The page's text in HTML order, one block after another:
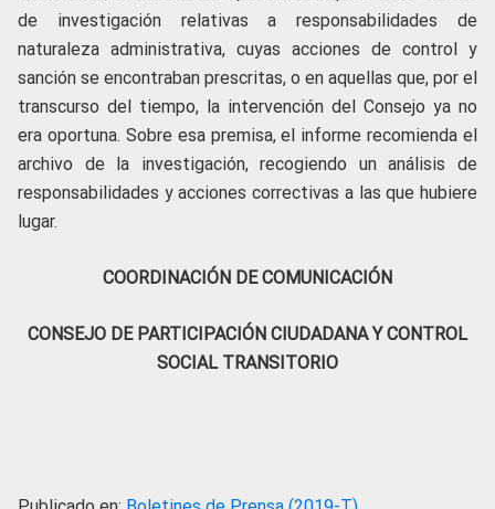
de investigación relativas a responsabilidades de
naturaleza administrativa, cuyas acciones de control y
sanción se encontraban prescritas, o en aquellas que, por el
transcurso del tiempo, la intervención del Consejo ya no
era oportuna. Sobre esa premisa, el informe recomienda el
archivo de la investigación, recogiendo un análisis de
responsabilidades y acciones correctivas a las que hubiere
lugar.
COORDINACIÓN DE COMUNICACIÓN
CONSEJO DE PARTICIPACIÓN CIUDADANA Y CONTROL
SOCIAL TRANSITORIO